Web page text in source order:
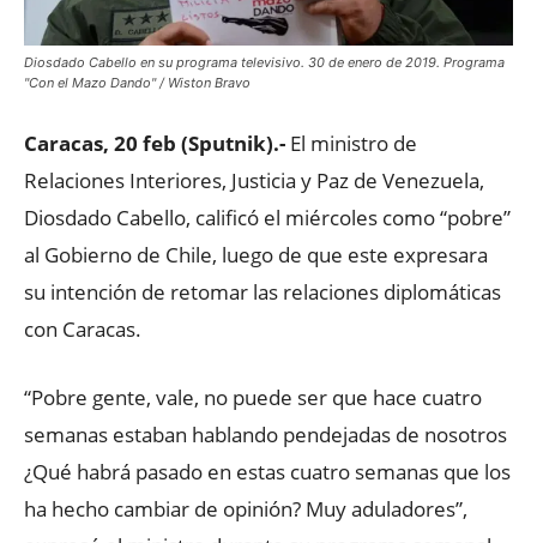
Diosdado Cabello en su programa televisivo. 30 de enero de 2019. Programa
"Con el Mazo Dando" / Wiston Bravo
Caracas, 20 feb (Sputnik).- El ministro de
Relaciones Interiores, Justicia y Paz de Venezuela,
Diosdado Cabello, calificó el miércoles como “pobre”
al Gobierno de Chile, luego de que este expresara
su intención de retomar las relaciones diplomáticas
con Caracas.
“Pobre gente, vale, no puede ser que hace cuatro
semanas estaban hablando pendejadas de nosotros
¿Qué habrá pasado en estas cuatro semanas que los
ha hecho cambiar de opinión? Muy aduladores”,